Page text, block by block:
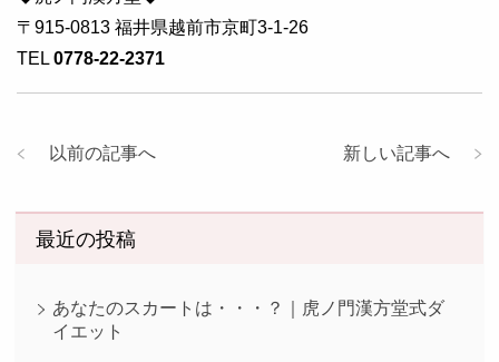
〒915-0813 福井県越前市京町3-1-26
TEL 0778-22-2371
新しい記事へ
以前の記事へ
最近の投稿
あなたのスカートは・・・？｜虎ノ門漢方堂式ダ
イエット